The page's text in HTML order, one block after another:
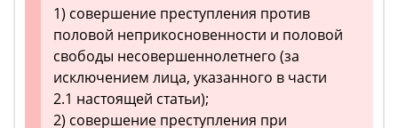
1) совершение преступления против
половой неприкосновенности и половой
свободы несовершеннолетнего (за
исключением лица, указанного в части
2.1 настоящей статьи);
2) совершение преступления при